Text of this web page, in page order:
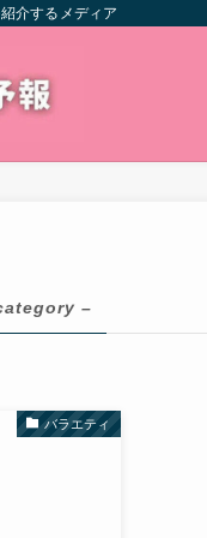
介するメディア
–
バラエティ